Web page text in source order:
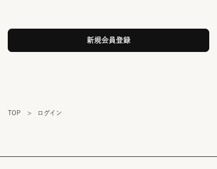
TOP > ログイン